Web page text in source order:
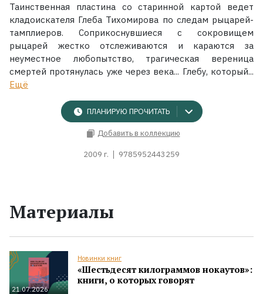
Таинственная пластина со старинной картой ведет
кладоискателя Глеба Тихомирова по следам рыцарей-
тамплиеров. Соприкоснувшиеся с сокровищем
рыцарей жестко отслеживаются и караются за
неуместное любопытство, трагическая вереница
смертей протянулась уже через века... Глебу, который...
Ещё
ПЛАНИРУЮ ПРОЧИТАТЬ
Добавить в коллекцию
2009 г. 9785952443259
Материалы
21.07.2026
Новинки книг
«Шестьдесят килограммов нокаутов»:
книги, о которых говорят